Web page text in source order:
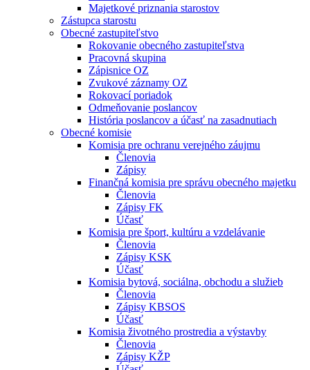
Majetkové priznania starostov
Zástupca starostu
Obecné zastupiteľstvo
Rokovanie obecného zastupiteľstva
Pracovná skupina
Zápisnice OZ
Zvukové záznamy OZ
Rokovací poriadok
Odmeňovanie poslancov
História poslancov a účasť na zasadnutiach
Obecné komisie
Komisia pre ochranu verejného záujmu
Členovia
Zápisy
Finančná komisia pre správu obecného majetku
Členovia
Zápisy FK
Účasť
Komisia pre šport, kultúru a vzdelávanie
Členovia
Zápisy KSK
Účasť
Komisia bytová, sociálna, obchodu a služieb
Členovia
Zápisy KBSOS
Účasť
Komisia životného prostredia a výstavby
Členovia
Zápisy KŽP